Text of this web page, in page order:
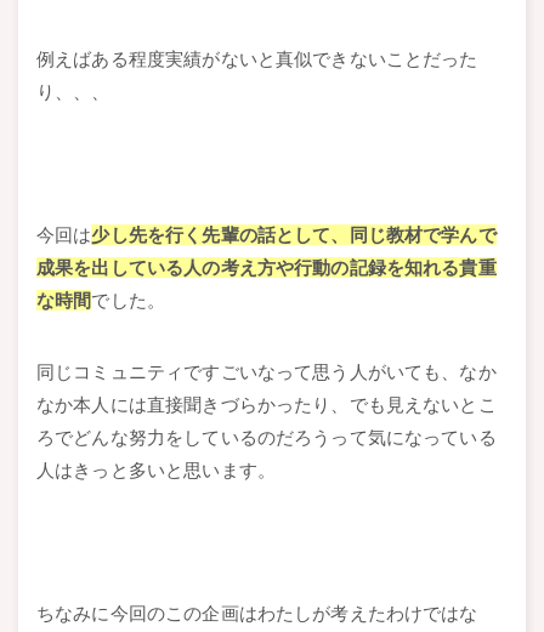
例えばある程度実績がないと真似できないことだった
り、、、
今回は少し先を行く先輩の話として、同じ教材で学んで
成果を出している人の考え方や行動の記録を知れる貴重
な時間でした。
同じコミュニティですごいなって思う人がいても、なか
なか本人には直接聞きづらかったり、でも見えないとこ
ろでどんな努力をしているのだろうって気になっている
人はきっと多いと思います。
ちなみに今回のこの企画はわたしが考えたわけではな